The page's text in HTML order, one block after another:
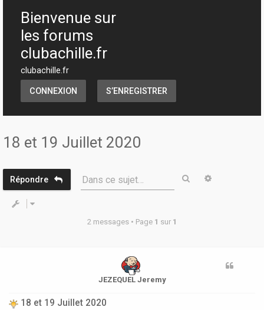
Bienvenue sur
les forums
clubachille.fr
clubachille.fr
CONNEXION S’ENREGISTRER
18 et 19 Juillet 2020
Répondre Dans ce sujet… Rechercher
2 messages • Page 1 sur 1
JEZEQUEL Jeremy
18 et 19 Juillet 2020